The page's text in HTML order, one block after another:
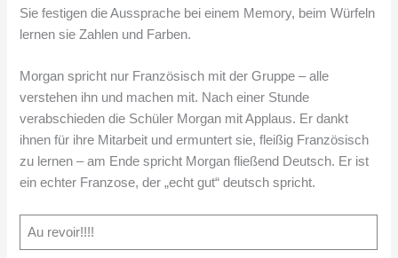
Sie festigen die Aussprache bei einem Memory, beim Würfeln
lernen sie Zahlen und Farben.
Morgan spricht nur Französisch mit der Gruppe – alle
verstehen ihn und machen mit. Nach einer Stunde
verabschieden die Schüler Morgan mit Applaus. Er dankt
ihnen für ihre Mitarbeit und ermuntert sie, fleißig Französisch
zu lernen – am Ende spricht Morgan fließend Deutsch. Er ist
ein echter Franzose, der „echt gut“ deutsch spricht.
Au revoir!!!!